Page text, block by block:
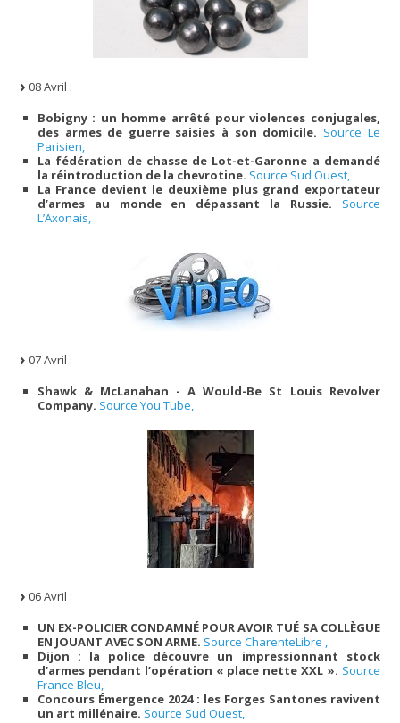
08 Avril :
Bobigny : un homme arrêté pour violences conjugales,
des armes de guerre saisies à son domicile. Source Le
Parisien,
La fédération de chasse de Lot-et-Garonne a demandé
la réintroduction de la chevrotine. Source Sud Ouest,
La France devient le deuxième plus grand exportateur
d’armes au monde en dépassant la Russie. Source
L’Axonais,
07 Avril :
Shawk & McLanahan - A Would-Be St Louis Revolver
Company. Source You Tube,
06 Avril :
UN EX-POLICIER CONDAMNÉ POUR AVOIR TUÉ SA COLLÈGUE
EN JOUANT AVEC SON ARME. Source CharenteLibre ,
Dijon : la police découvre un impressionnant stock
d’armes pendant l’opération « place nette XXL ». Source
France Bleu,
Concours Émergence 2024 : les Forges Santones ravivent
un art millénaire. Source Sud Ouest,